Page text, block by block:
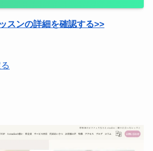
スンの詳細を確認する>>